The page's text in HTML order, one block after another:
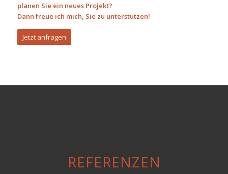
planen Sie ein neues Projekt?
Dann freue ich mich, Sie zu unterstützen!
Jetzt anfragen
REFERENZEN